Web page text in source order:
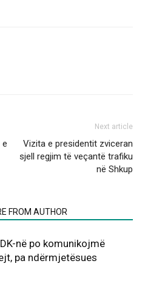
e
Next article
Vizita e presidentit zviceran
sjell regjim të veçantë trafiku
në Shkup
FROM AUTHOR
në po komunikojmë
pa ndërmjetësues